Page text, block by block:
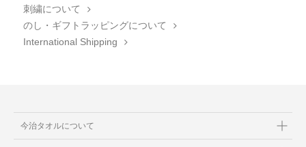
刺繍について
のし・ギフトラッピングについて
International Shipping
今治タオルについて